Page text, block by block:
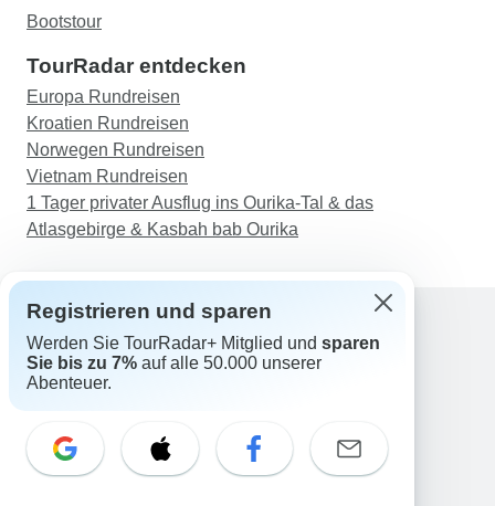
Bootstour
TourRadar entdecken
Europa Rundreisen
Kroatien Rundreisen
Norwegen Rundreisen
Vietnam Rundreisen
1 Tager privater Ausflug ins Ourika-Tal & das
Atlasgebirge & Kasbah bab Ourika
Support
Kontakt
Schweiz +41 225 183 195
E-Mail: support@tourradar.com
Registrieren und sparen
Werden Sie TourRadar+ Mitglied und sparen
Sie bis zu 7% auf alle 50.000 unserer
Abenteuer.